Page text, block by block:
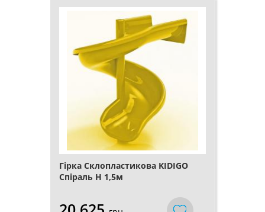
Гірка Склопластикова KIDIGO
Спіраль H 1,5м